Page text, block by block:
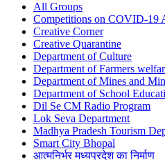
All Groups
Competitions on COVID-19
Creative Corner
Creative Quarantine
Department of Culture
Department of Farmers
Department of Mines and
Department of School
Dil Se CM Radio Program
Lok Seva Department
Madhya Pradesh Tourism
Smart City Bhopal
आत्मनिर्भर मध्यप्रदेश का निर्माण